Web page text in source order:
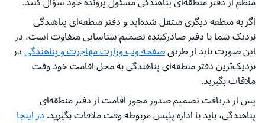
اگر به منطقه دیگری منتقل شده‌اید و دفتر منطقه‌ای پناهندگی
نزدیک شما با دفتر صادرکننده تصمیم شناسایی متفاوت است، در
این صورت باید از طریقصفحه وب وزارت مهاجرت و پناهندگیدر
نزدیک‌ترین دفتر منطقه‌ای پناهندگی به محل اقامت خود وقت
ملاقات بگیرید.
پس از دریافت تصمیم صدور مجوز اقامت از دفتر منطقه‌ای
پناهندگی، باید با اداره پلیس مربوطه وقت ملاقات بگیرید.در اینجا